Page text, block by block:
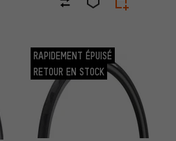
RAPIDEMENT ÉPUISÉ
RETOUR EN STOCK